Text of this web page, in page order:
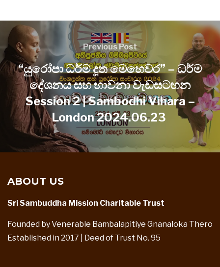
Previous Post
“යුරෝපා ධර්ම දූත මෙහෙවර” – ධර්ම
දේශනය සහ භාවනා වැඩසටහන
Session 2 | Sambodhi Vihara –
London 2024.06.23
ABOUT US
Sri Sambuddha Mission Charitable Trust
Founded by Venerable Bambalapitiye Gnanaloka Thero
Established in 2017 | Deed of Trust No. 95